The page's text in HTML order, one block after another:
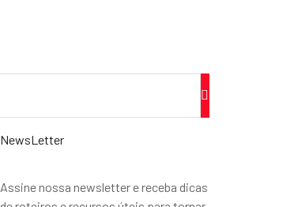
NewsLetter
Assine nossa newsletter e receba dicas